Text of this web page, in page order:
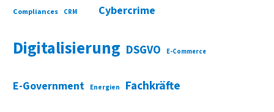
Compliances CRM Cybercrime
Digitalisierung DSGVO E-Commerce
E-Government Energien Fachkräfte